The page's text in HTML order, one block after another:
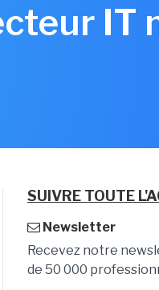
IT
SUIVRE TOUTE
Newsletter
Recevez notre
de 50 000